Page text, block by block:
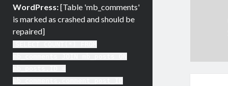
WordPress:[Table 'mb_comments'
is marked as crashed and should be
repaired]